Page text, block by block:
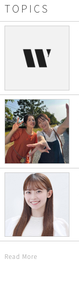
TOPICS
Read More